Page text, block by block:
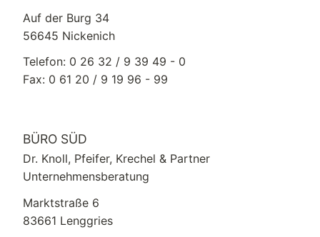
Auf der Burg 34
56645 Nickenich
Telefon: 0 26 32 / 9 39 49 - 0
Fax: 0 61 20 / 9 19 96 - 99
BÜRO SÜD
Dr. Knoll, Pfeifer, Krechel & Partner
Unternehmensberatung
Marktstraße 6
83661 Lenggries